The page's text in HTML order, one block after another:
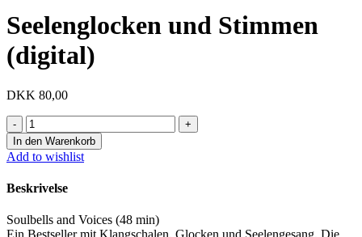
Seelenglocken und Stimmen
(digital)
DKK 80,00
Seelenglocken
und
Stimmen
(digital)
Menge
In den Warenkorb
Add to wishlist
Beskrivelse
Soulbells and Voices (48 min)